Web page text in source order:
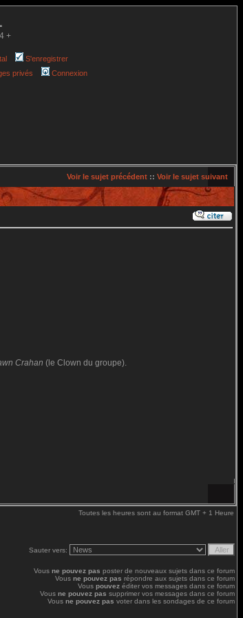
+
S'enregistrer
privés Connexion
Voir le sujet précédent :: Voir le sujet suivant
Crahan (le Clown du groupe).
Toutes les heures sont au format GMT + 1 Heure
Sauter vers:
Vous ne pouvez pas poster de nouveaux sujets dans ce forum
Vous ne pouvez pas répondre aux sujets dans ce forum
Vous pouvez éditer vos messages dans ce forum
Vous ne pouvez pas supprimer vos messages dans ce forum
Vous ne pouvez pas voter dans les sondages de ce forum